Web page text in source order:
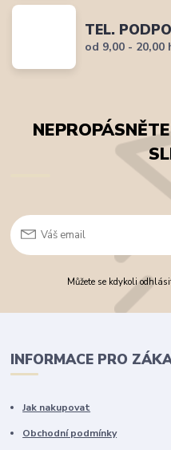
TEL.
od 9,00 - 20,00
Můžete se kdykoli
INFORMACE PRO
Jak nakupovat
Obchodní podmínky